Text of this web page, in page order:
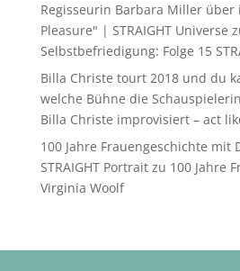
Regisseurin Barbara Miller über
Pleasure" | STRAIGHT Universe
Selbstbefriedigung: Folge 15
Billa Christe tourt 2018 und du
welche Bühne die
Billa Christe improvisiert – act
100 Jahre Frauengeschichte mit
STRAIGHT Portraitzu 100 Jahre
Virginia Woolf